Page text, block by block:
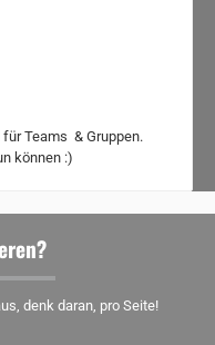
Teams & Gruppen.
können :)
denk daran, pro Seite!